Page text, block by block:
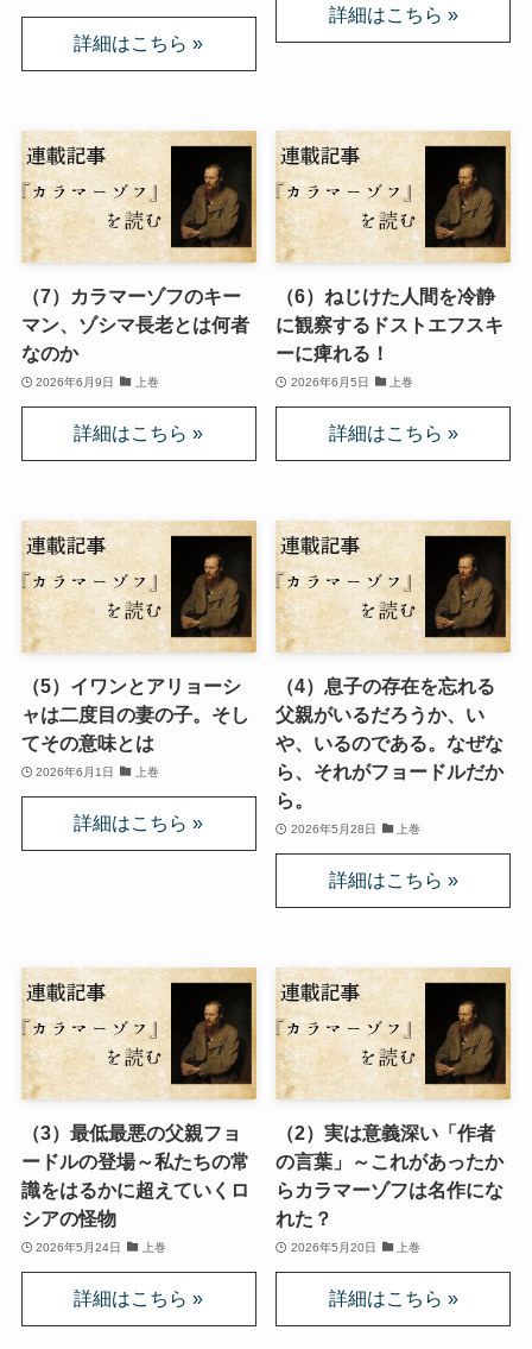
マルクス・エンゲルスの生涯と思想背景
ロシアの歴史・文化とドストエフスキー
ディストピア・SF小説から考える現代社会
ロシアの偉大な作家プーシキン・ゴーゴリ
ロシアの巨人トルストイ
ロシアの大作家チェーホフの名作たち
ニーチェとドストエフスキー
愛すべき遍歴の騎士ドン・キホーテ
フランス文学と歴史・文化
『レ・ミゼラブル』をもっと楽しむために
ブログ筆者イチオシの作家エミール・ゾラ
イギリス・ドイツ文学と歴史・文化
名作の宝庫・シェイクスピア
蜷川幸雄と現代演劇
イギリスの文豪ディケンズ
ドイツの大詩人ゲーテを味わう
哲学者ショーペンハウアーに学ぶ
カフカの街プラハとチェコ文学
（7）カラマーゾフのキー
マン、ゾシマ長老とは何者
なのか
2026年6月9日 上巻
（6）ねじけた人間を冷静
に観察するドストエフスキ
ーに痺れる！
2026年6月5日 上巻
（5）イワンとアリョーシ
ャは二度目の妻の子。そし
てその意味とは
2026年6月1日 上巻
（4）息子の存在を忘れる
父親がいるだろうか、い
や、いるのである。なぜな
ら、それがフョードルだか
ら。
2026年5月28日 上巻
（3）最低最悪の父親フョ
ードルの登場～私たちの常
識をはるかに超えていくロ
シアの怪物
2026年5月24日 上巻
（2）実は意義深い「作者
の言葉」～これがあったか
らカラマーゾフは名作にな
れた？
2026年5月20日 上巻